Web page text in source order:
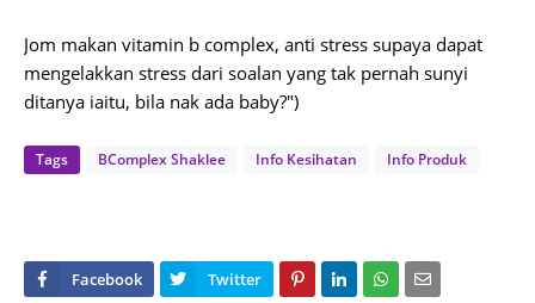
Jom makan vitamin b complex, anti stress supaya dapat
mengelakkan stress dari soalan yang tak pernah sunyi
ditanya iaitu, bila nak ada baby?")
Tags BComplex Shaklee Info Kesihatan Info Produk